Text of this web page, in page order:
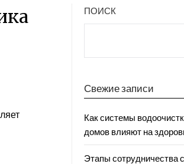
ПОИСК
Свежие записи
Как системы
домов влияют на
Этапы сотрудничества